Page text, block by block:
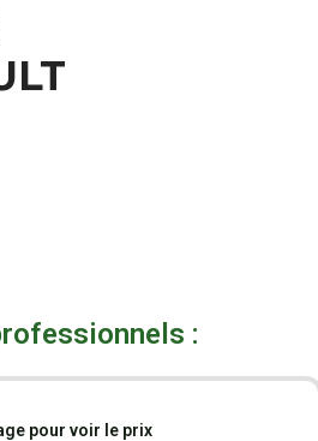
:
pour voir le prix